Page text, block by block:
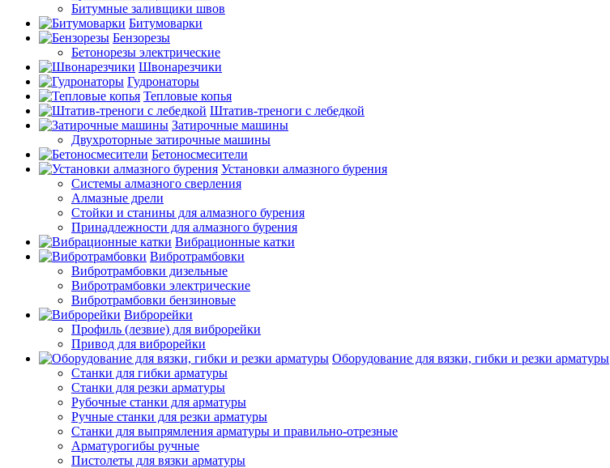
Битумные заливщики швов
Битумоварки
Бензорезы
Бетонорезы электрические
Швонарезчики
Гудронаторы
Тепловые копья
Штатив-треноги с лебедкой
Затирочные машины
Двухроторные затирочные машины
Бетоносмесители
Установки алмазного бурения
Системы алмазного сверления
Алмазные дрели
Стойки и станины для алмазного бурения
Принадлежности для алмазного бурения
Вибрационные катки
Вибротрамбовки
Вибротрамбовки дизельные
Вибротрамбовки электрические
Вибротрамбовки бензиновые
Виброрейки
Профиль (лезвие) для виброрейки
Привод для виброрейки
Оборудование для вязки, гибки и резки арматуры
Станки для гибки арматуры
Станки для резки арматуры
Рубочные станки для арматуры
Ручные станки для резки арматуры
Станки для выпрямления арматуры и правильно-отрезные
Арматурогибы ручные
Пистолеты для вязки арматуры